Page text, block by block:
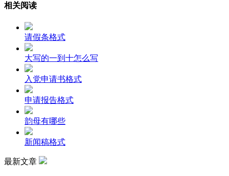
相关阅读
请假条格式
大写的一到十怎么写
入党申请书格式
申请报告格式
韵母有哪些
新闻稿格式
最新文章